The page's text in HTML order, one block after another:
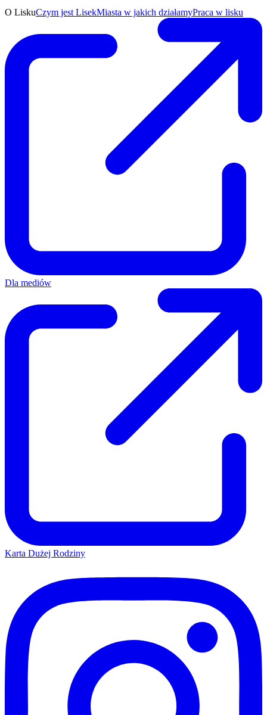
O LiskuCzym jest LisekMiasta w jakich działamyPraca w lisku
Dla mediów
Karta Dużej Rodziny